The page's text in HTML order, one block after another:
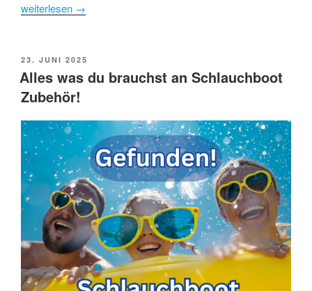
weiterlesen →
POSTED
ON
23. JUNI 2025
Alles was du brauchst an Schlauchboot
Zubehör!